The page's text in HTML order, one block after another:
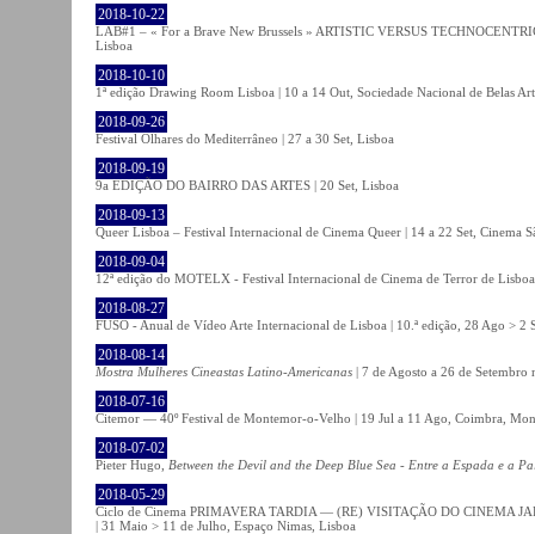
2018-10-22
LAB#1 – « For a Brave New Brussels » ARTISTIC VERSUS
Lisboa
2018-10-10
1ª edição Drawing Room Lisboa | 10 a 14 Out, Sociedade Nacional de Belas
2018-09-26
Festival Olhares do Mediterrâneo | 27 a 30 Set, Lisboa
2018-09-19
9a EDIÇÃO DO BAIRRO DAS ARTES | 20 Set, Lisboa
2018-09-13
Queer Lisboa – Festival Internacional de Cinema Queer | 14 a 22 Set, Cinema
2018-09-04
12ª edição do MOTELX - Festival Internacional de Cinema de Terror de
2018-08-27
FUSO - Anual de Vídeo Arte Internacional de Lisboa | 10.ª edição, 28 Ago > 2
2018-08-14
Mostra Mulheres Cineastas Latino-Americanas | 7 de Agosto a 26 de Setembro
2018-07-16
Citemor — 40º Festival de Montemor-o-Velho | 19 Jul a 11 Ago, Coimbra,
2018-07-02
Pieter Hugo, Between the Devil and the Deep Blue Sea - Entre a Espada e a
2018-05-29
Ciclo de Cinema PRIMAVERA TARDIA — (RE) VISITAÇÃO DO CINEMA
| 31 Maio > 11 de Julho, Espaço Nimas, Lisboa